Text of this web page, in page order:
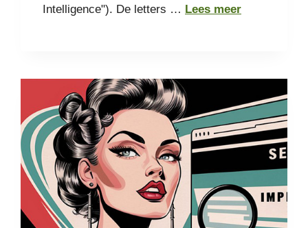
Intelligence"). De letters … Lees meer